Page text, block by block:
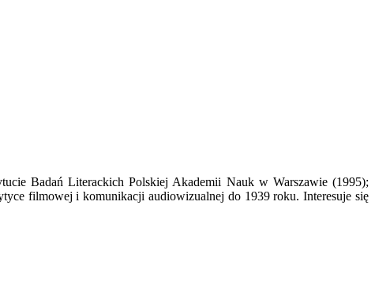
Badań Literackich Polskiej Akademii Nauk w Warszawie (1995);
filmowej i komunikacji audiowizualnej do 1939 roku. Interesuje się